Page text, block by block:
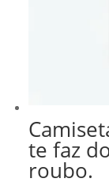
te faz
roubo.